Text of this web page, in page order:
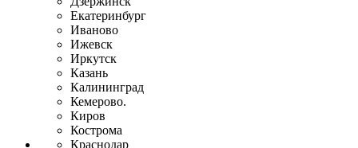
Екатеринбург
Иваново
Ижевск
Иркутск
Казань
Калининград
Кемерово.
Киров
Кострома
Краснодар